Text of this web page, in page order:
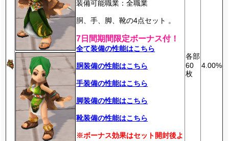
装備可能職業：全職業
胴、手、脚、靴の4点セット 。
7日間期間限定ボーナス付！
全て装備の性能はこちら
胴装備の性能はこちら
手装備の性能はこちら
脚装備の性能はこちら
靴装備の性能はこちら
※ボーナス効果はセット開封後よ
各部
60
枚
4.00%